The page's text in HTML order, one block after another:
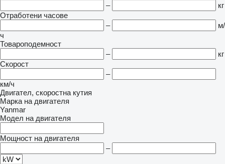
–
кг
Отработени часове
–
м/
ч
Товароподемност
–
кг
Скорост
–
км/ч
Двигател, скоростна кутия
Марка на двигателя
Yanmar
Модел на двигателя
Мощност на двигателя
–